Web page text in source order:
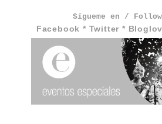
Sígueme en /
Facebook * Twitter *